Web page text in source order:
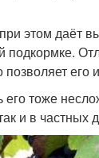
этом даёт
тоже
и в частных